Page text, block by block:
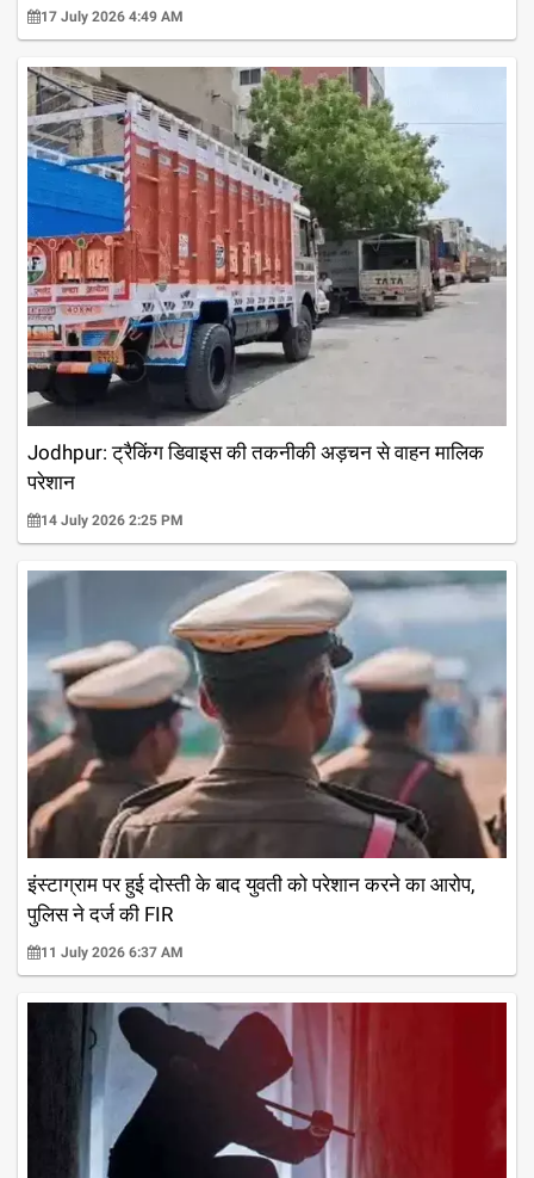
17 July 2026 4:49 AM
Jodhpur: ट्रैकिंग डिवाइस की तकनीकी अड़चन से वाहन मालिक
परेशान
14 July 2026 2:25 PM
इंस्टाग्राम पर हुई दोस्ती के बाद युवती को परेशान करने का आरोप,
पुलिस ने दर्ज की FIR
11 July 2026 6:37 AM